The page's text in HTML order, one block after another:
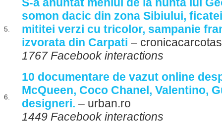
5.
somon dacic din zona Sibiului,
mititei verzi cu tricolor, sampanie
izvorata din Carpati –
1767 Facebook interactions
6.
10 documentare de vazut online
McQueen, Coco Chanel, Valentino,
designeri. – urban.ro
1449 Facebook interactions